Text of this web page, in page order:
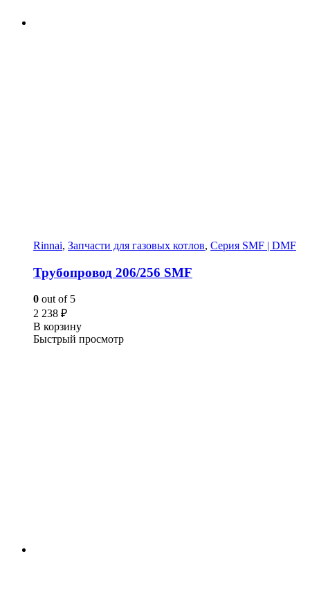
Rinnai, Запчасти для газовых котлов, Серия SMF | DMF
Трубопровод 206/256 SMF
0 out of 5
2 238 ₽
В корзину
Быстрый просмотр